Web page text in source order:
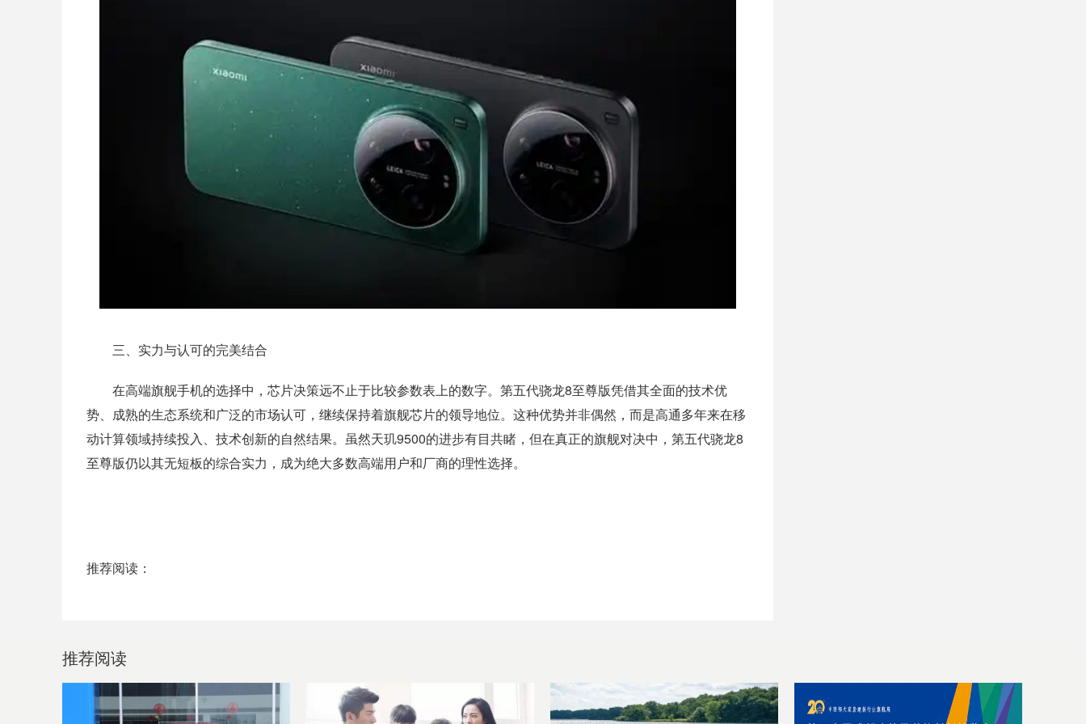
三、实力与认可的完美结合
在高端旗舰手机的选择中，芯片决策远不止于比较参数表上的数字。第五代骁龙8至尊版凭借其全面的技术优
势、成熟的生态系统和广泛的市场认可，继续保持着旗舰芯片的领导地位。这种优势并非偶然，而是高通多年来在移
动计算领域持续投入、技术创新的自然结果。虽然天玑9500的进步有目共睹，但在真正的旗舰对决中，第五代骁龙8
至尊版仍以其无短板的综合实力，成为绝大多数高端用户和厂商的理性选择。
推荐阅读：
推荐阅读